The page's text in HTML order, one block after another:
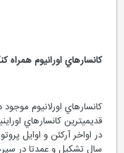
کانسارهاي اورانيوم همراه
کانسارهاي اورلانيوم موجود
قديميترين کانسارهاي
سال تشکيل و عمدتا در